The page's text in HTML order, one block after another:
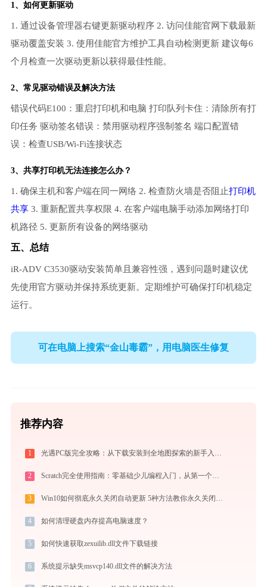
1、如何更新驱动
1. 通过设备管理器右键更新驱动程序 2. 访问佳能官网下载最新
驱动覆盖安装 3. 使用佳能官方维护工具自动检测更新 建议每6
个月检查一次驱动更新以获得最佳性能。
2、常见驱动错误及解决方法
错误代码E100：重启打印机和电脑 打印队列卡住：清除所有打
印任务 驱动签名错误：禁用驱动程序强制签名 端口配置错
误：检查USB/Wi-Fi连接状态
3、共享打印机无法连接怎么办？
1. 确保主机和客户端在同一网络 2. 检查防火墙是否阻止打印机
共享3. 重新配置共享权限 4. 在客户端电脑手动添加网络打印
机路径 5. 更新所有设备的网络驱动
五、总结
iR-ADV C3530驱动安装简单且兼容性强，遇到问题时建议优
先使用官方驱动并保持系统更新。定期维护可确保打印机稳定
运行。
可在电脑上搜索“金山毒霸”，用电脑医生修复
推荐内容
1 光遇PC版完全攻略：从下载安装到全地图探索的新手入门指南（2026最新）
2 Scratch完全使用指南：零基础少儿编程入门，从第一个作品到独立创作（2026最新）
3 Win10如何彻底永久关闭自动更新 5种方法教你永久关闭win10自动更新
4 如何清理硬盘内存提高电脑速度？
5 如何快速获取zexuilib.dll文件下载链接
6 系统提示缺失msvcp140.dll文件的解决方法